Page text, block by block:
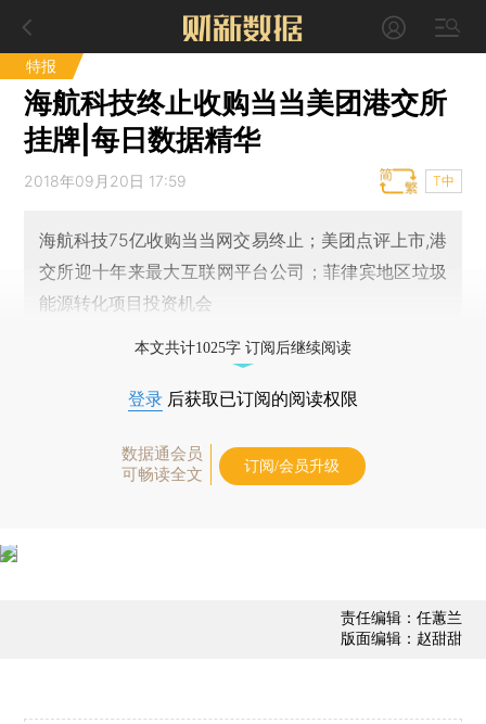
特报
海航科技终止收购当当美团港交所
挂牌|每日数据精华
2018年09月20日 17:59 T中
海航科技75亿收购当当网交易终止；美团点评上市,港
交所迎十年来最大互联网平台公司；菲律宾地区垃圾
能源转化项目投资机会
本文共计1025字 订阅后继续阅读
登录 后获取已订阅的阅读权限
数据通会员
可畅读全文
订阅/会员升级
责任编辑：任蕙兰
版面编辑：赵甜甜